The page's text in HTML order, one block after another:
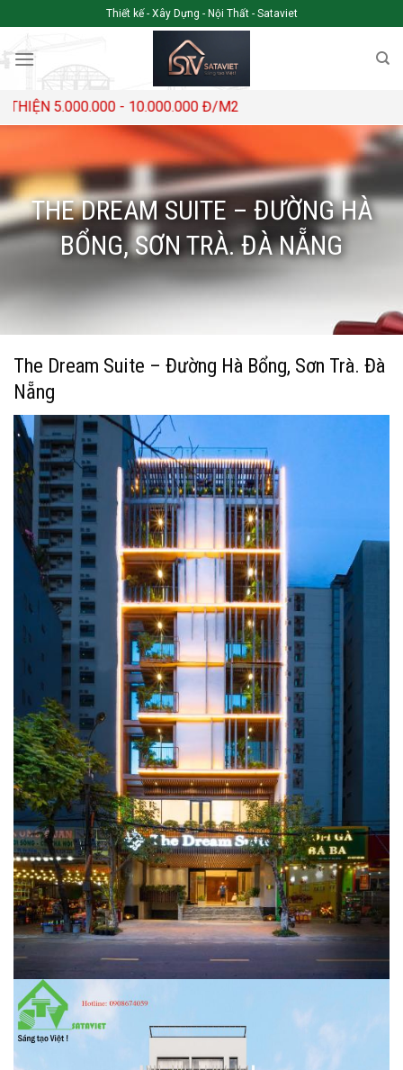
content
Thiết kế - Xây Dựng - Nội Thất - Sataviet
Đ/M2
THE DREAM SUITE – ĐƯỜNG HÀ
BỔNG, SƠN TRÀ. ĐÀ NẴNG
The Dream Suite – Đường Hà Bổng, Sơn Trà. Đà
Nẵng